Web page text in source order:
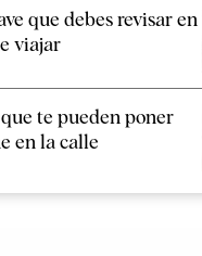
que debes revisar en
viajar
te pueden poner
en la calle